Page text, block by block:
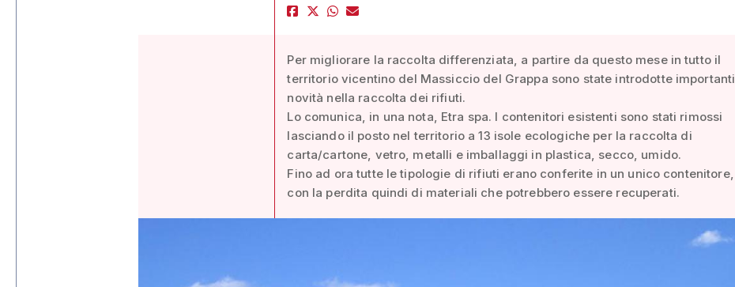
Per migliorare la raccolta differenziata, a partire da questo mese in tutto il
territorio vicentino del Massiccio del Grappa sono state introdotte importanti
novità nella raccolta dei rifiuti.
Lo comunica, in una nota, Etra spa. I contenitori esistenti sono stati rimossi
lasciando il posto nel territorio a 13 isole ecologiche per la raccolta di
carta/cartone, vetro, metalli e imballaggi in plastica, secco, umido.
Fino ad ora tutte le tipologie di rifiuti erano conferite in un unico contenitore,
con la perdita quindi di materiali che potrebbero essere recuperati.